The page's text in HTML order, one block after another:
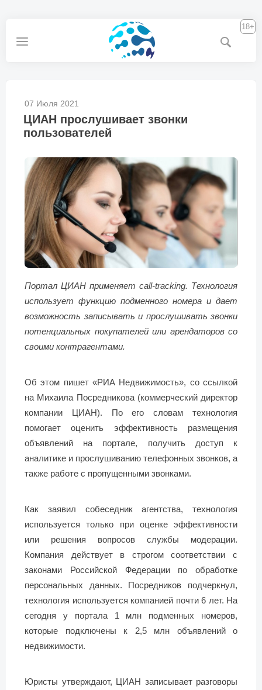
18+
07 Июля 2021
ЦИАН прослушивает звонки
пользователей
Портал ЦИАН применяет call-tracking. Технология
использует функцию подменного номера и дает
возможность записывать и прослушивать звонки
потенциальных покупателей или арендаторов со
своими контрагентами.
Об этом пишет «РИА Недвижимость», со ссылкой
на Михаила Посредникова (коммерческий директор
компании ЦИАН). По его словам технология
помогает оценить эффективность размещения
объявлений на портале, получить доступ к
аналитике и прослушиванию телефонных звонков, а
также работе с пропущенными звонками.
Как заявил собеседник агентства, технология
используется только при оценке эффективности
или решения вопросов службы модерации.
Компания действует в строгом соответствии с
законами Российской Федерации по обработке
персональных данных. Посредников подчеркнул,
технология используется компанией почти 6 лет. На
сегодня у портала 1 млн подменных номеров,
которые подключены к 2,5 млн объявлений о
недвижимости.
Юристы утверждают, ЦИАН записывает разговоры